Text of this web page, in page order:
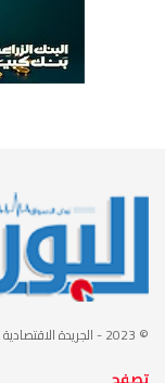
© 2023 - الجريدة